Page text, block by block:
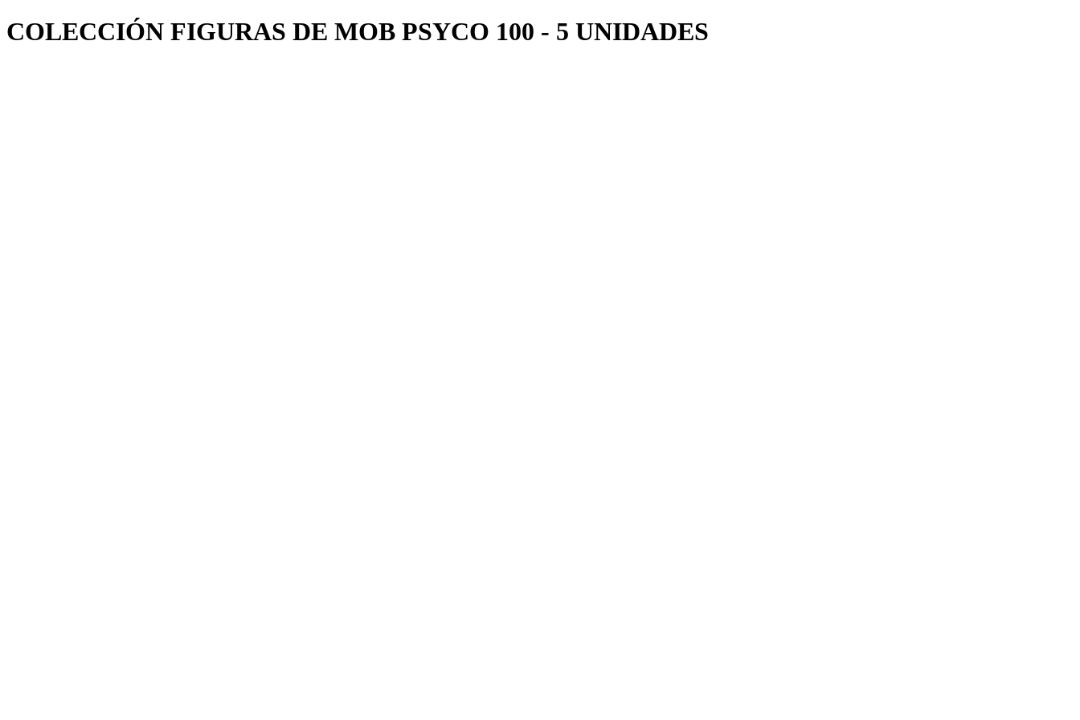
COLECCIÓN FIGURAS DE MOB PSYCO 100 - 5 UNIDADES